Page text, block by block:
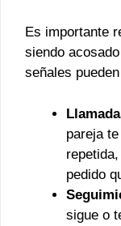
Es importante
siendo
señales
pareja
pedido
sigue o